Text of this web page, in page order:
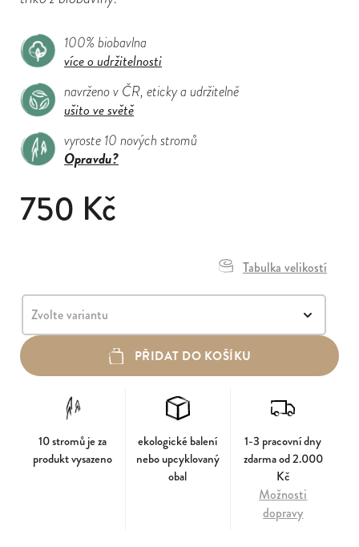
100% biobavlna
více o udržitelnosti
navrženo v ČR, eticky a udržitelně
ušito ve světě
vyroste 10 nových stromů
Opravdu?
750 Kč
Tabulka velikostí
PŘIDAT DO KOŠÍKU
10 stromů je za
produkt vysazeno
ekologické balení
nebo upcyklovaný
obal
1-3 pracovní dny
zdarma od 2.000
Kč
Možnosti
dopravy